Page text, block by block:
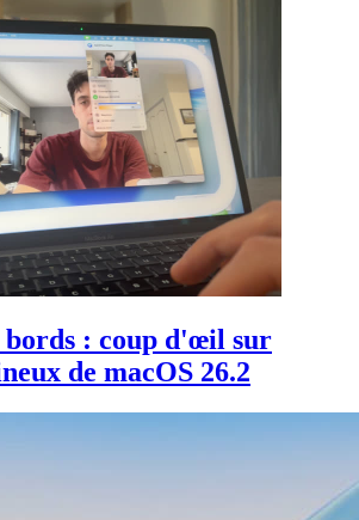
bords : coup d'œil sur
de macOS 26.2